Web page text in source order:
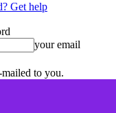
Get help
your email
to you.